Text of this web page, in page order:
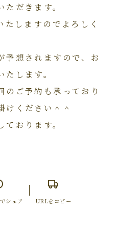
だきます。
しますのでよろしく
予想されますので、お
します。
のご予約も承っており
けください＾＾
おります。
シェア URLをコピー